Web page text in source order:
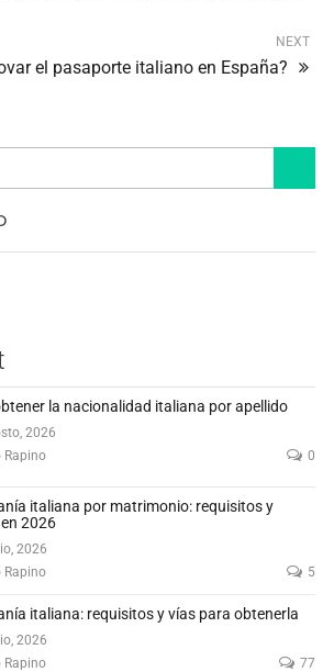
NEXT
el pasaporte italiano en España?
la nacionalidad italiana por apellido
2026
Rapino
0
italiana por matrimonio: requisitos y
2026
2026
Rapino
5
italiana: requisitos y vías para obtenerla
2026
Rapino
77